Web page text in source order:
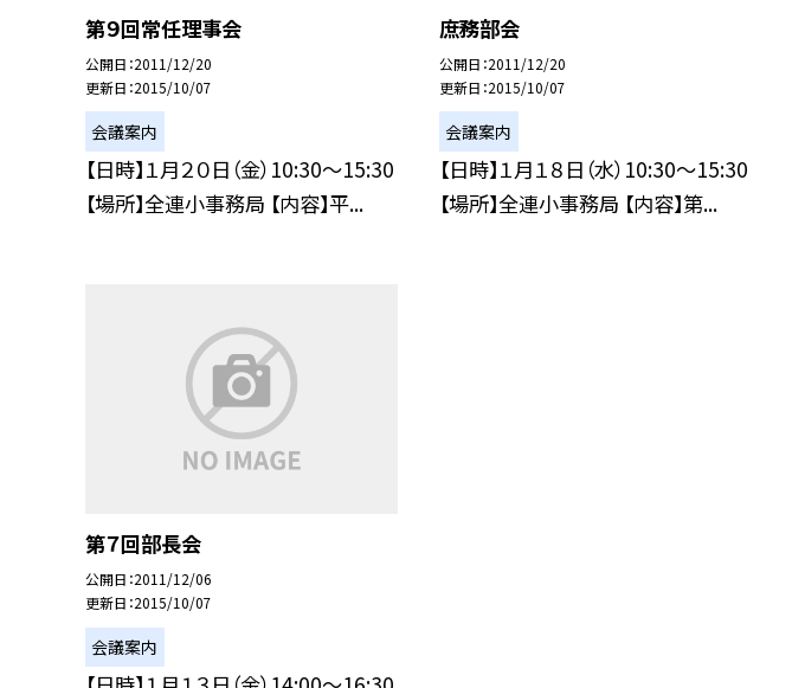
第９回常任理事会
公開日 2011/12/20
更新日 2015/10/07
会議案内
【日時】１月２０日（金）10:30〜15:30
【場所】全連小事務局 【内容】平...
庶務部会
公開日 2011/12/20
更新日 2015/10/07
会議案内
【日時】１月１８日（水）10:30〜15:30
【場所】全連小事務局 【内容】第...
第７回部長会
公開日 2011/12/06
更新日 2015/10/07
会議案内